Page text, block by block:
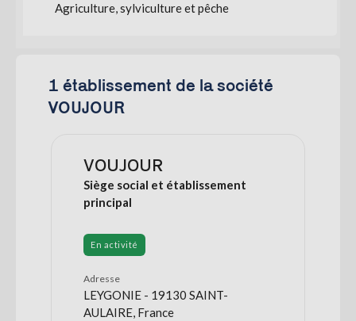
Agriculture, sylviculture et pêche
1 établissement de la société
VOUJOUR
VOUJOUR
Siège social et établissement
principal
En activité
Adresse
LEYGONIE - 19130 SAINT-
AULAIRE, France